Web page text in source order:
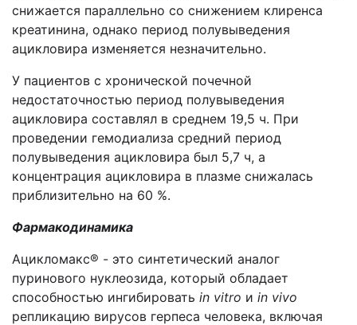
снижается параллельно со снижением клиренса
креатинина, однако период полувыведения
ацикловира изменяется незначительно.
У пациентов с хронической почечной
недостаточностью период полувыведения
ацикловира составлял в среднем 19,5 ч. При
проведении гемодиализа средний период
полувыведения ацикловира был 5,7 ч, а
концентрация ацикловира в плазме снижалась
приблизительно на 60 %.
Фармакодинамика
Ацикломакс® - это синтетический аналог
пуринового нуклеозида, который обладает
способностью ингибировать in vitro и in vivo
репликацию вирусов герпеса человека, включая